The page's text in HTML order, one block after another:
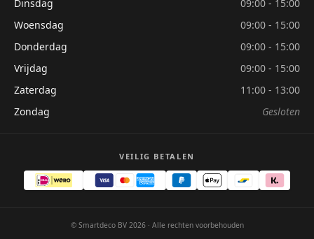
Dinsdag
09:00 - 15:00
Woensdag
09:00 - 15:00
Donderdag
09:00 - 15:00
Vrijdag
09:00 - 15:00
Zaterdag
11:00 - 13:00
Zondag
Gesloten
VEILIG BETALEN
© Smartdeco BV 2026 · Alle rechten voorbehouden